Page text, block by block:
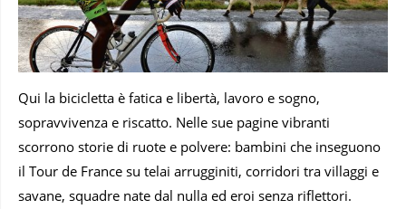
Qui la bicicletta è fatica e libertà, lavoro e sogno,
sopravvivenza e riscatto. Nelle sue pagine vibranti
scorrono storie di ruote e polvere: bambini che inseguono
il Tour de France su telai arrugginiti, corridori tra villaggi e
savane, squadre nate dal nulla ed eroi senza riflettori.